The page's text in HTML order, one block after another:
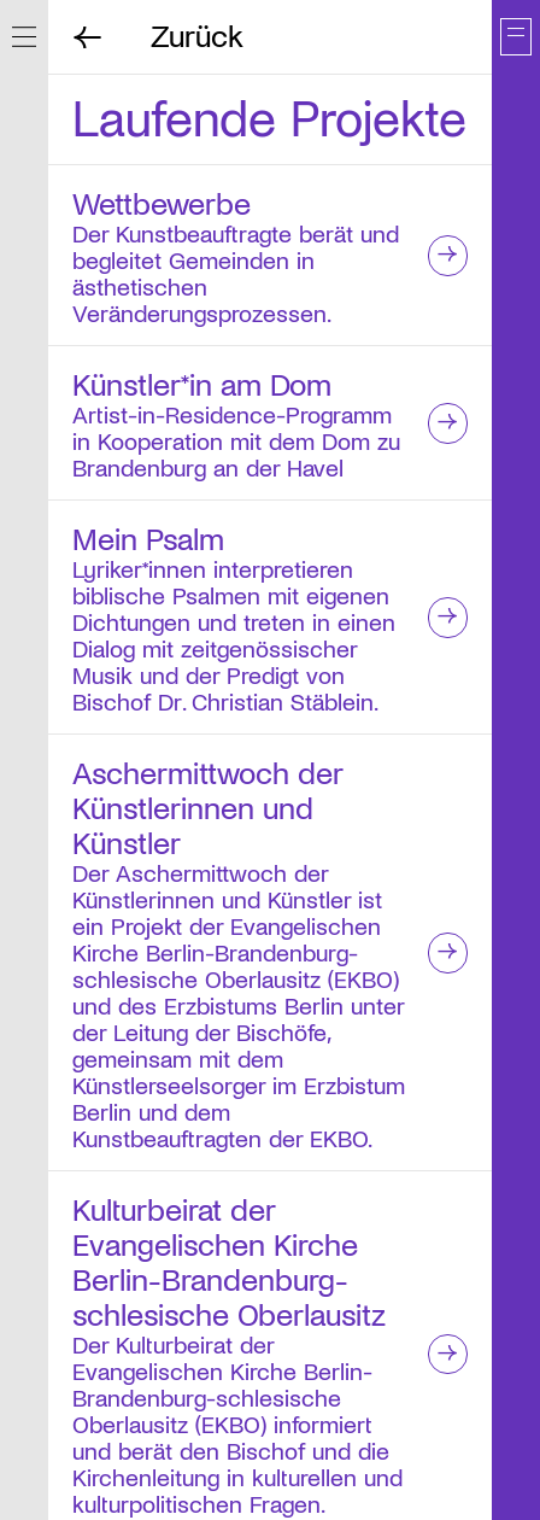
Navigation ein/ausblenden
Zurück
Laufende Projekte
Wettbewerbe
Der Kunstbeauftragte berät und
begleitet Gemeinden in
ästhetischen
Veränderungsprozessen.
Künstler*in am Dom
Artist-in-Residence-Programm
in Kooperation mit dem Dom zu
Brandenburg an der Havel
Mein Psalm
Lyriker*innen interpretieren
biblische Psalmen mit eigenen
Dichtungen und treten in einen
Dialog mit zeitgenössischer
Musik und der Predigt von
Bischof Dr. Christian Stäblein.
Aschermittwoch der
Künstlerinnen und
Künstler
Der Aschermittwoch der
Künstlerinnen und Künstler ist
ein Projekt der Evangelischen
Kirche Berlin-Brandenburg-
schlesische Oberlausitz (EKBO)
und des Erzbistums Berlin unter
der Leitung der Bischöfe,
gemeinsam mit dem
Künstlerseelsorger im Erzbistum
Berlin und dem
Kunstbeauftragten der EKBO.
Kulturbeirat der
Evangelischen Kirche
Berlin-Brandenburg-
schlesische Oberlausitz
Der Kulturbeirat der
Evangelischen Kirche Berlin-
Brandenburg-schlesische
Oberlausitz (EKBO) informiert
und berät den Bischof und die
Kirchenleitung in kulturellen und
kulturpolitischen Fragen.